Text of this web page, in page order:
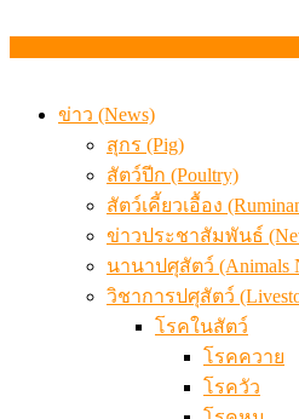
ข่าว (News)
สุกร (Pig)
สัตว์ปีก (Poultry)
สัตว์เคี้ยวเอื้อง
ข่าวประชาสัมพันธ์
นานาปศุสัตว์ (Animals
วิชาการปศุสัตว์
โรคในสัตว์
โรคควาย
โรควัว